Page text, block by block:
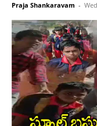
Praja Shankaravam -